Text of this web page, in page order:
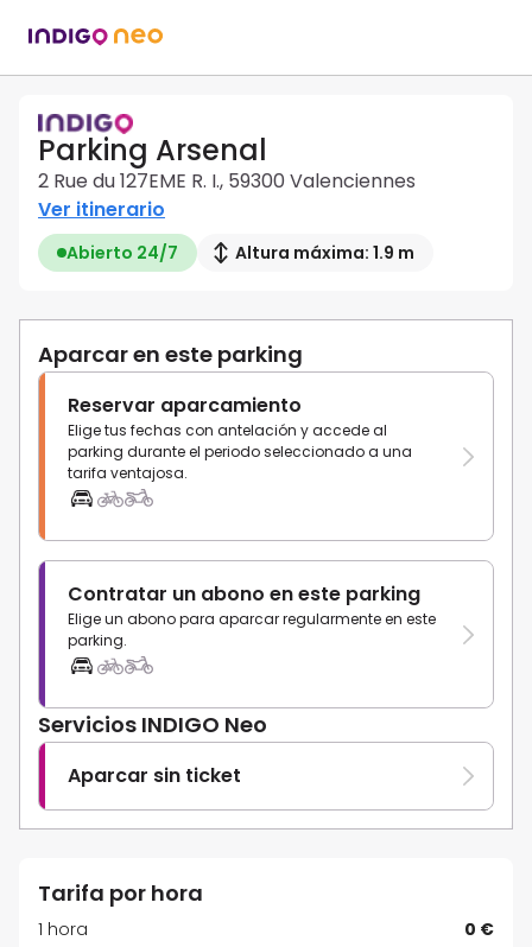
Parking Arsenal
2 Rue du 127EME R. I., 59300 Valenciennes
Ver itinerario
Abierto 24/7 Altura máxima: 1.9 m
Aparcar en este parking
Reservar aparcamiento
Elige tus fechas con antelación y accede al
parking durante el periodo seleccionado a una
tarifa ventajosa.
Contratar un abono en este parking
Elige un abono para aparcar regularmente en este
parking.
Servicios INDIGO Neo
Aparcar sin ticket
Tarifa por hora
1 hora
0 €